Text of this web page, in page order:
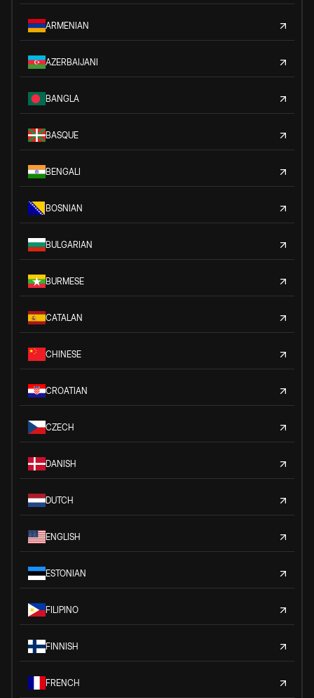
ARMENIAN
AZERBAIJANI
BANGLA
BASQUE
BENGALI
BOSNIAN
BULGARIAN
BURMESE
CATALAN
CHINESE
CROATIAN
CZECH
DANISH
DUTCH
ENGLISH
ESTONIAN
FILIPINO
FINNISH
FRENCH